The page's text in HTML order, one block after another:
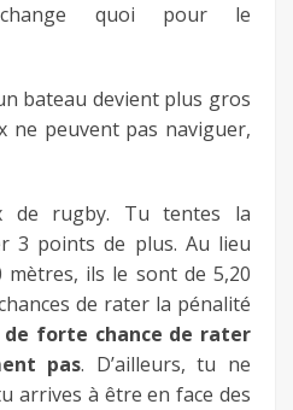
change quoi pour le
bateau devient plus gros
ne peuvent pas naviguer,
de rugby. Tu tentes la
3 points de plus. Au lieu
mètres, ils le sont de 5,20
de rater la pénalité
de forte chance de rater
pas. D’ailleurs, tu ne
arrives à être en face des